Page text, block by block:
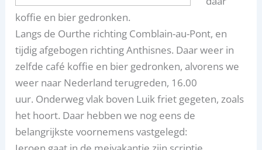
koffie en bier gedronken.
Langs de Ourthe richting Comblain-au-Pont, en
tijdig afgebogen richting Anthisnes. Daar weer in
zelfde café koffie en bier gedronken, alvorens we
weer naar Nederland terugreden, 16.00
uur. Onderweg vlak boven Luik friet gegeten, zoals
het hoort. Daar hebben we nog eens de
belangrijkste voornemens vastgelegd: